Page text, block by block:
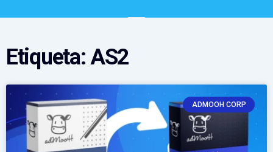
Etiqueta: AS2
ADMOOH CORP